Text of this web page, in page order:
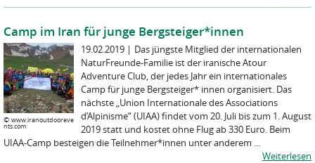
Camp im Iran für junge Bergsteiger*innen
© www.iranoutdooreve
nts.com
19.02.2019 | Das jüngste Mitglied der internationalen
NaturFreunde-Familie ist der iranische Atour
Adventure Club, der jedes Jahr ein internationales
Camp für junge Bergsteiger* innen organisiert. Das
nächste „Union Internationale des Associations
d’Alpinisme“ (UIAA) findet vom 20. Juli bis zum 1. August
2019 statt und kostet ohne Flug ab 330 Euro. Beim
UIAA-Camp besteigen die Teilnehmer*innen unter anderem ...
Weiterlesen